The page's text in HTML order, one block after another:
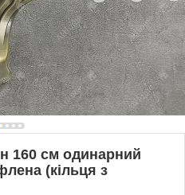
160 см одинарний
(кільця з